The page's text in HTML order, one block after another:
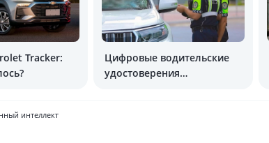
Tracker:
Цифровые водительские
удостоверения
интеллект